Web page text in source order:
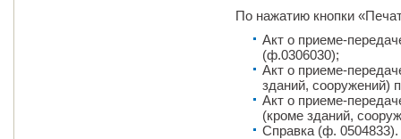
По нажатию кнопки
Акт о приеме-
(ф.0306030);
Акт о приеме-
зданий,
Акт о приеме-
(кроме зданий,
Справка (ф. 0504833).